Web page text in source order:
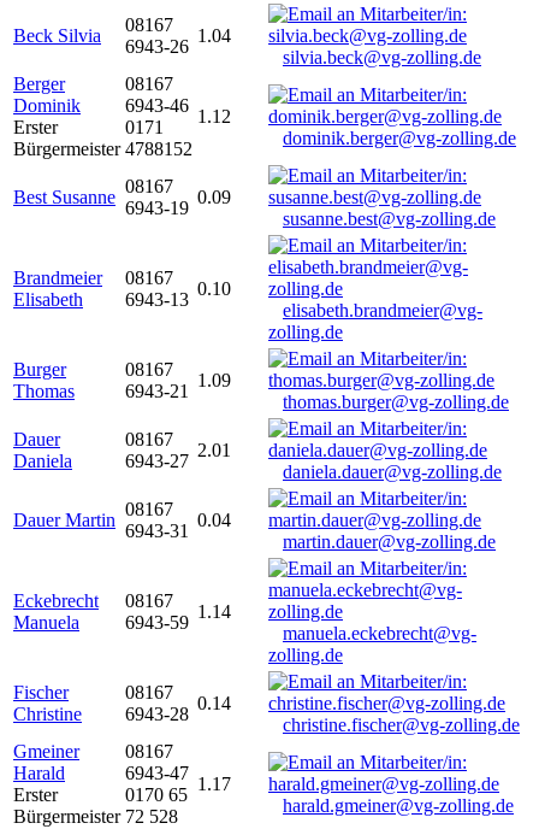
Beck Silvia
08167
6943-26
1.04
silvia.beck@vg-zolling.de
Berger
Dominik
Erster
Bürgermeister
08167
6943-46
0171
4788152
1.12
dominik.berger@vg-zolling.de
Best Susanne
08167
6943-19
0.09
susanne.best@vg-zolling.de
Brandmeier
Elisabeth
08167
6943-13
0.10
elisabeth.brandmeier@vg-
zolling.de
Burger
Thomas
08167
6943-21
1.09
thomas.burger@vg-zolling.de
Dauer
Daniela
08167
6943-27
2.01
daniela.dauer@vg-zolling.de
Dauer Martin
08167
6943-31
0.04
martin.dauer@vg-zolling.de
Eckebrecht
Manuela
08167
6943-59
1.14
manuela.eckebrecht@vg-
zolling.de
Fischer
Christine
08167
6943-28
0.14
christine.fischer@vg-zolling.de
Gmeiner
Harald
Erster
Bürgermeister
08167
6943-47
0170 65
72 528
1.17
harald.gmeiner@vg-zolling.de